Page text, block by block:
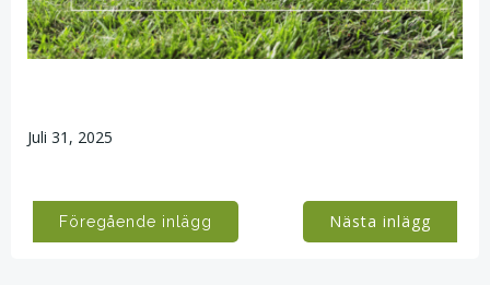
Juli 31, 2025
Post
Föregående inlägg
PostNästa inlägg